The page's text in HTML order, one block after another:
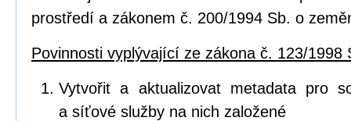
prostředí a zákonem č. 200/1994 Sb. o
Povinnosti vyplývající ze zákona č. 123/1998
Vytvořit a aktualizovat metadata pro
a síťové služby na nich založené